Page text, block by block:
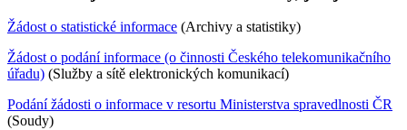
Žádost o statistické informace (Archivy a statistiky)
Žádost o podání informace (o činnosti Českého telekomunikačního
úřadu) (Služby a sítě elektronických komunikací)
Podání žádosti o informace v resortu Ministerstva spravedlnosti ČR
(Soudy)